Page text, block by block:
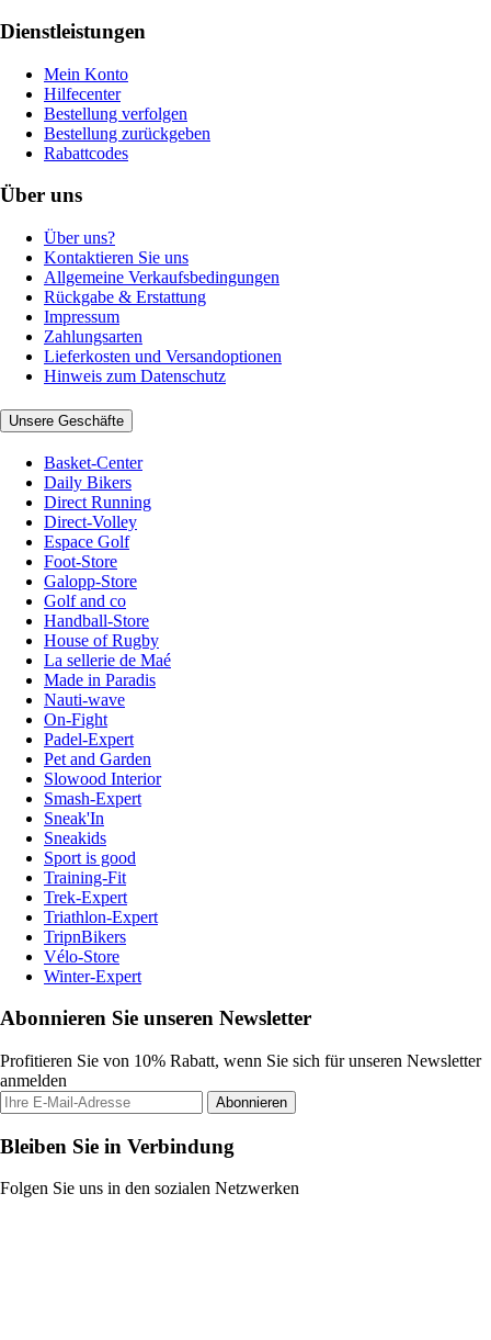
Dienstleistungen
Mein Konto
Hilfecenter
Bestellung verfolgen
Bestellung zurückgeben
Rabattcodes
Über uns
Über uns?
Kontaktieren Sie uns
Allgemeine Verkaufsbedingungen
Rückgabe & Erstattung
Impressum
Zahlungsarten
Lieferkosten und Versandoptionen
Hinweis zum Datenschutz
Unsere Geschäfte
Basket-Center
Daily Bikers
Direct Running
Direct-Volley
Espace Golf
Foot-Store
Galopp-Store
Golf and co
Handball-Store
House of Rugby
La sellerie de Maé
Made in Paradis
Nauti-wave
On-Fight
Padel-Expert
Pet and Garden
Slowood Interior
Smash-Expert
Sneak'In
Sneakids
Sport is good
Training-Fit
Trek-Expert
Triathlon-Expert
TripnBikers
Vélo-Store
Winter-Expert
Abonnieren Sie unseren Newsletter
Profitieren Sie von 10% Rabatt, wenn Sie sich für unseren Newsletter
anmelden
Abonnieren
Bleiben Sie in Verbindung
Folgen Sie uns in den sozialen Netzwerken